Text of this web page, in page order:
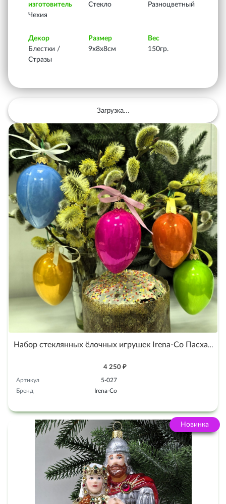
изготовитель
Чехия
Стекло
Разноцветный
Декор
Блестки /
Стразы
Размер
9х8х8см
Вес
150гр.
Загрузка...
Набор стеклянных ёлочных игрушек Irena-Co Пасхальные яйца
4 250 ₽
Артикул
5-027
Бренд
Irena-Co
Новинка